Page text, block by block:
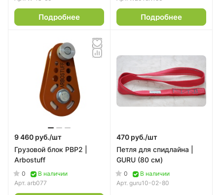
Подробнее Подробнее
9 460 руб./шт
Грузовой блок РВР2 |
Arbostuff
0
В наличии
Арт. arb077
470 руб./шт
Петля для спидлайна |
GURU (80 см)
0
В наличии
Арт. guru10-02-80